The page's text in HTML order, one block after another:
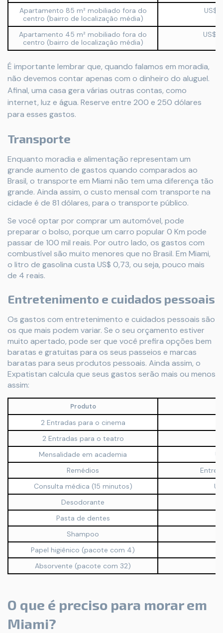
Apartamento 85 m² mobiliado fora do
centro (bairro de localização média)
US$
Apartamento 45 m² mobiliado fora do
centro (bairro de localização média)
US$
É importante lembrar que, quando falamos em moradia,
não devemos contar apenas com o dinheiro do aluguel.
Afinal, uma casa gera várias outras contas, como
internet, luz e água. Reserve entre 200 e 250 dólares
para esses gastos.
Transporte
Enquanto moradia e alimentação representam um
grande aumento de gastos quando comparados ao
Brasil, o transporte em Miami não tem uma diferença tão
grande. Ainda assim, o custo mensal com transporte na
cidade é de 81 dólares, para o transporte público.
Se você optar por comprar um automóvel, pode
preparar o bolso, porque um carro popular 0 Km pode
passar de 100 mil reais. Por outro lado, os gastos com
combustível são muito menores que no Brasil. Em Miami,
o litro de gasolina custa US$ 0,73, ou seja, pouco mais
de 4 reais.
Entretenimento e cuidados pessoais
Os gastos com entretenimento e cuidados pessoais são
os que mais podem variar. Se o seu orçamento estiver
muito apertado, pode ser que você prefira opções bem
baratas e gratuitas para os seus passeios e marcas
baratas para seus produtos pessoais. Ainda assim, o
Expatistan calcula que seus gastos serão mais ou menos
assim:
Produto
2 Entradas para o cinema
2 Entradas para o teatro
Mensalidade em academia
Remédios
Entre
Consulta médica (15 minutos)
Desodorante
Pasta de dentes
Shampoo
Papel higiênico (pacote com 4)
Absorvente (pacote com 32)
O que é preciso para morar em
Miami?